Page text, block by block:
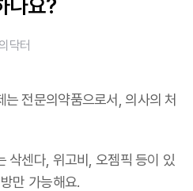
나요?
닥터
전문의약품으로서, 의사의 처
삭센다, 위고비, 오젬픽 등이 있
만 가능해요.